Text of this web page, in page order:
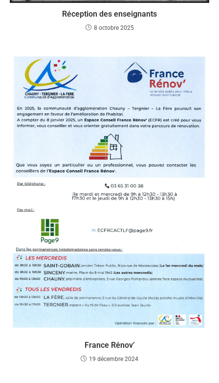
Réception des enseignants
8 octobre 2025
France Rénov’
19 décembre 2024